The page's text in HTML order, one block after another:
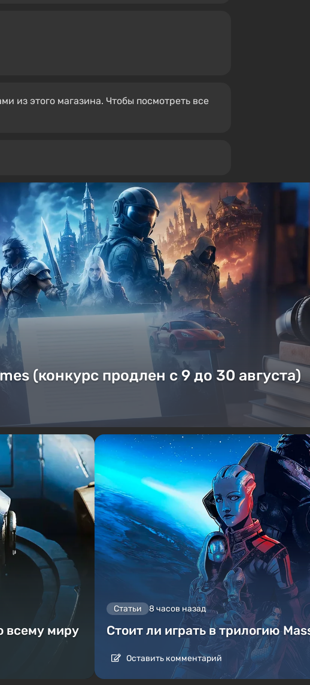
из этого магазина. Чтобы посмотреть все
(конкурс продлен с 9 до 30 августа)
всему миру
Статьи 8 часов назад
Стоит ли играть в трилогию
Оставить комментарий